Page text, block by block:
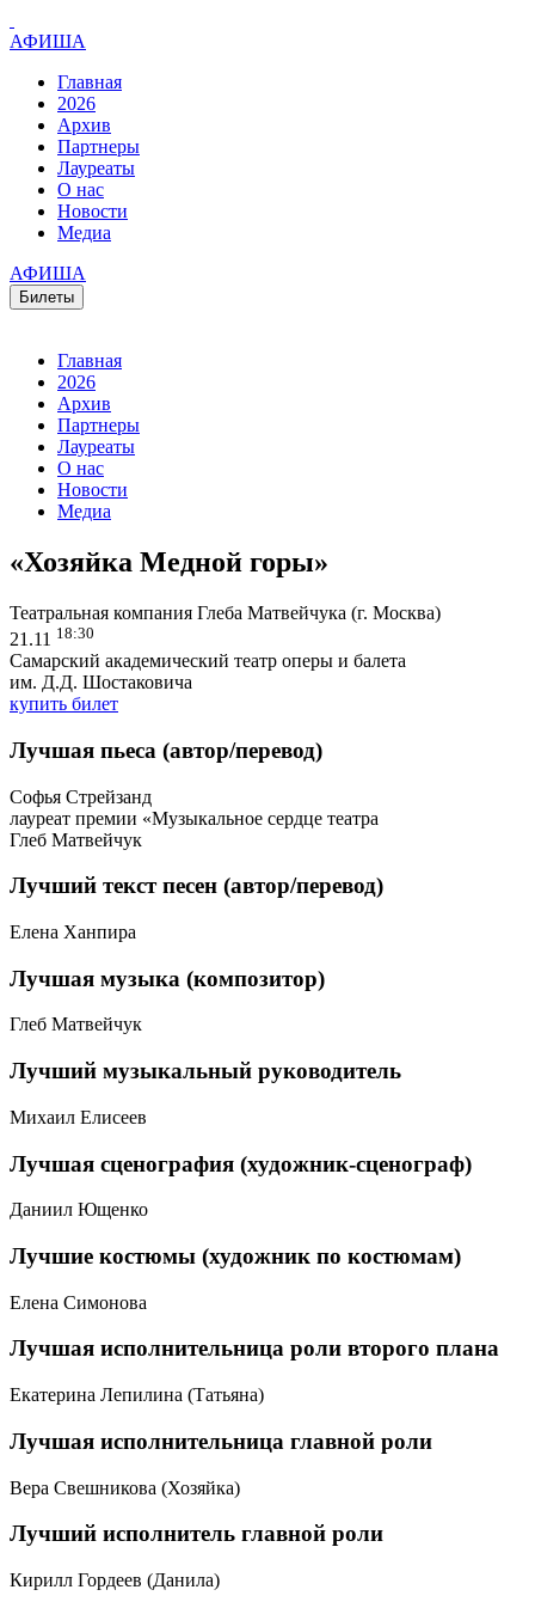
АФИША
Главная
2026
Архив
Партнеры
Лауреаты
О нас
Новости
Медиа
АФИША
Билеты
Главная
2026
Архив
Партнеры
Лауреаты
О нас
Новости
Медиа
«Хозяйка Медной горы»
Театральная компания Глеба Матвейчука (г. Москва)
21.11 18:30
Самарский академический театр оперы и балета
им. Д.Д. Шостаковича
купить билет
Лучшая пьеса (автор/перевод)
Софья Стрейзанд
лауреат премии «Музыкальное сердце театра
Глеб Матвейчук
Лучший текст песен (автор/перевод)
Елена Ханпира
Лучшая музыка (композитор)
Глеб Матвейчук
Лучший музыкальный руководитель
Михаил Елисеев
Лучшая сценография (художник-сценограф)
Даниил Ющенко
Лучшие костюмы (художник по костюмам)
Елена Симонова
Лучшая исполнительница роли второго плана
Екатерина Лепилина (Татьяна)
Лучшая исполнительница главной роли
Вера Свешникова (Хозяйка)
Лучший исполнитель главной роли
Кирилл Гордеев (Данила)